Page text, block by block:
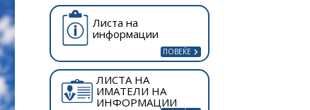
Листа на
информации
ЛИСТА НА
ИМАТЕЛИ НА
ИНФОРМАЦИИ